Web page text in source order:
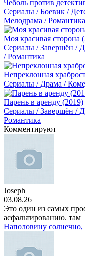
Чеболь против
Сериалы / Боевик /
Мелодрама /
Моя красивая сторона
Сериалы / Завершён /
/ Романтика
Непреклонная
Сериалы / Драма /
Парень в аренду (2019)
Сериалы / Завершён /
Романтика
Комментируют
Joseph
03.08.26
Это один из самых
асфальтированию. там
Наполовину